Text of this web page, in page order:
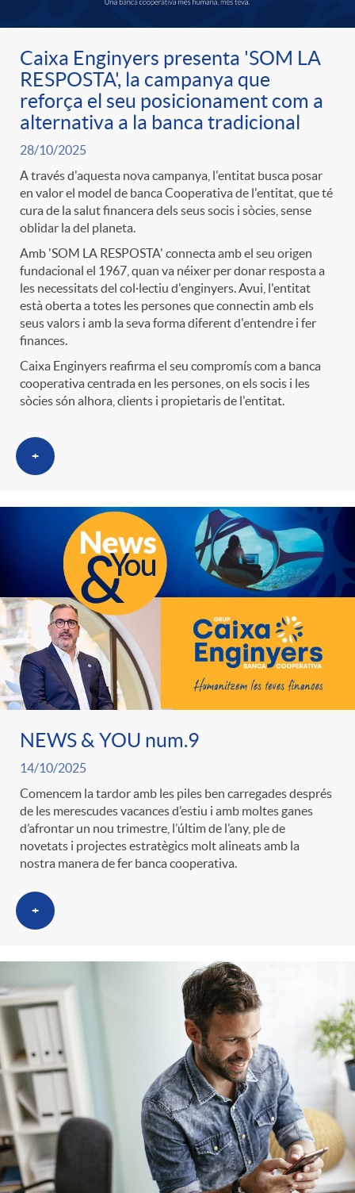
n
s
a
e
s
i
l
t
r
o
C
a
t
e
g
r
i
a
s
t
n
g
u
t
s
Caixa Enginyers presenta 'SOM LA
RESPOSTA', la campanya que
reforça el seu posicionament com a
alternativa a la banca tradicional
28/10/2025
A través d'aquesta nova campanya, l'entitat busca posar
en valor el model de banca Cooperativa de l'entitat, que té
cura de la salut financera dels seus socis i sòcies, sense
oblidar la del planeta.
Amb 'SOM LA RESPOSTA' connecta amb el seu origen
fundacional el 1967, quan va néixer per donar resposta a
les necessitats del col·lectiu d'enginyers. Avui, l'entitat
està oberta a totes les persones que connectin amb els
seus valors i amb la seva forma diferent d'entendre i fer
finances.
Caixa Enginyers reafirma el seu compromís com a banca
cooperativa centrada en les persones, on els socis i les
sòcies són alhora, clients i propietaris de l'entitat.
+
NEWS & YOU num.9
14/10/2025
Comencem la tardor amb les piles ben carregades després
de les merescudes vacances d’estiu i amb moltes ganes
d’afrontar un nou trimestre, l’últim de l’any, ple de
novetats i projectes estratègics molt alineats amb la
nostra manera de fer banca cooperativa.
+